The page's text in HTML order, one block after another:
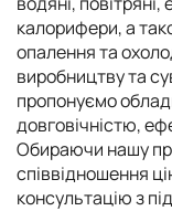
калорифери, а
опалення та
виробництву та
пропонуємо
довговічністю,
Обираючи нашу
співвідношення
консультацію з